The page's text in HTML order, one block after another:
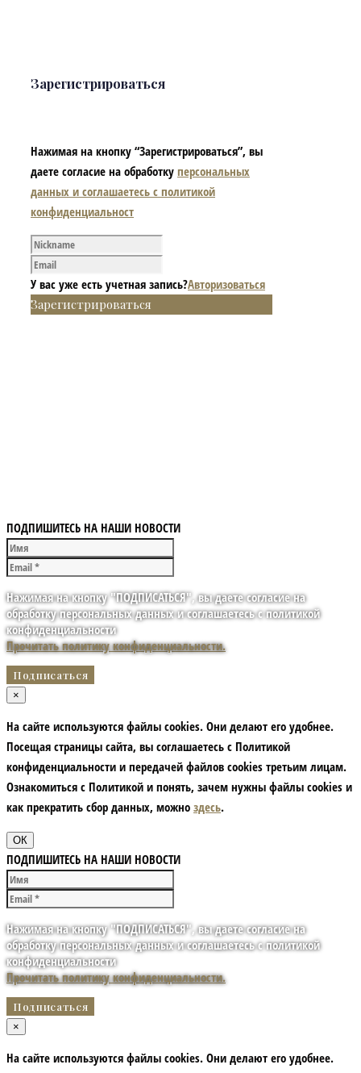
Зарегистрироваться
Нажимая на кнопку “Зарегистрироваться”, вы
даете согласие на обработку персональных
данных и соглашаетесь с политикой
конфиденциальност
У вас уже есть учетная запись?Авторизоваться
Зарегистрироваться
ПОДПИШИТЕСЬ НА НАШИ НОВОСТИ
Нажимая на кнопку "ПОДПИСАТЬСЯ", вы даете согласие на
обработку персональных данных и соглашаетесь с политикой
конфиденциальности
Прочитать политику конфиденциальности.
×
На сайте используются файлы cookies. Они делают его удобнее.
Посещая страницы сайта, вы соглашаетесь с Политикой
конфиденциальности и передачей файлов cookies третьим лицам.
Ознакомиться с Политикой и понять, зачем нужны файлы сookies и
как прекратить сбор данных, можно здесь.
ОК
ПОДПИШИТЕСЬ НА НАШИ НОВОСТИ
Нажимая на кнопку "ПОДПИСАТЬСЯ", вы даете согласие на
обработку персональных данных и соглашаетесь с политикой
конфиденциальности
Прочитать политику конфиденциальности.
×
На сайте используются файлы cookies. Они делают его удобнее.